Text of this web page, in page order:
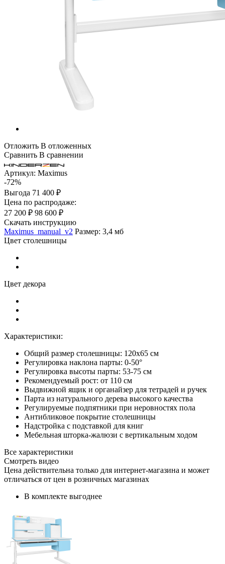
Отложить В отложенных
Сравнить В сравнении
Артикул: Maximus
-72%
Выгода 71 400 ₽
Цена по распродаже:
27 200 ₽ 98 600 ₽
Скачать инструкцию
Maximus_manual_v2 Размер: 3,4 мб
Цвет столешницы
Цвет декора
Характеристики:
Общий размер столешницы: 120x65 см
Регулировка наклона парты: 0-50°
Регулировка высоты парты: 53-75 см
Рекомендуемый рост: от 110 см
Выдвижной ящик и органайзер для тетрадей и ручек
Парта из натурального дерева высокого качества
Регулируемые подпятники при неровностях пола
Антибликовое покрытие столешницы
Надстройка с подставкой для книг
Мебельная шторка-жалюзи с вертикальным ходом
Все характеристики
Смотреть видео
Цена действительна только для интернет-магазина и может
отличаться от цен в розничных магазинах
В комплекте выгоднее